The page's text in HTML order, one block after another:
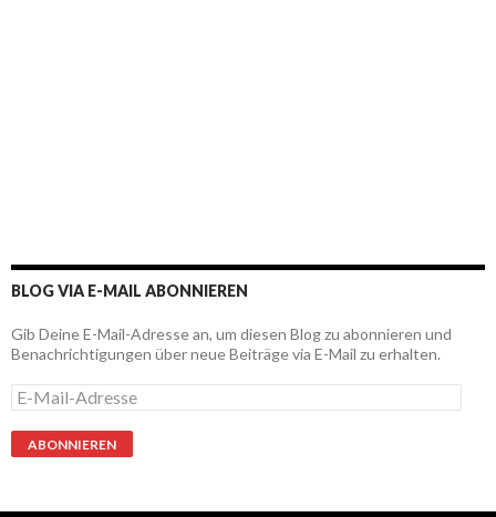
BLOG VIA E-MAIL ABONNIEREN
Gib Deine E-Mail-Adresse an, um diesen Blog zu abonnieren und
Benachrichtigungen über neue Beiträge via E-Mail zu erhalten.
E
-
M
a
-